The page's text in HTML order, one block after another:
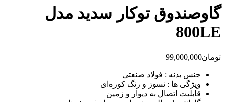
گاوصندوق توکار سدید مدل
800LE
تومان99,000,000
جنس بدنه : فولاد صنعتی
ویژگی ها : نسوز و رنگ کوره‌ای
قابلیت اتصال به دیوار و زمین